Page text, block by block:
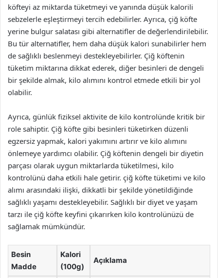
köfteyi az miktarda tüketmeyi ve yanında düşük kalorili
sebzelerle eşleştirmeyi tercih edebilirler. Ayrıca, çiğ köfte
yerine bulgur salatası gibi alternatifler de değerlendirilebilir.
Bu tür alternatifler, hem daha düşük kalori sunabilirler hem
de sağlıklı beslenmeyi destekleyebilirler. Çiğ köftenin
tüketim miktarına dikkat ederek, diğer besinleri de dengeli
bir şekilde almak, kilo alımını kontrol etmede etkili bir yol
olabilir.
Ayrıca, günlük fiziksel aktivite de kilo kontrolünde kritik bir
role sahiptir. Çiğ köfte gibi besinleri tüketirken düzenli
egzersiz yapmak, kalori yakımını artırır ve kilo alımını
önlemeye yardımcı olabilir. Çiğ köftenin dengeli bir diyetin
parçası olarak uygun miktarlarda tüketilmesi, kilo
kontrolünü daha etkili hale getirir. çiğ köfte tüketimi ve kilo
alımı arasındaki ilişki, dikkatli bir şekilde yönetildiğinde
sağlıklı yaşamı destekleyebilir. Sağlıklı bir diyet ve yaşam
tarzı ile çiğ köfte keyfini çıkarırken kilo kontrolünüzü de
sağlamak mümkündür.
Besin
Madde
Kalori
(100g)
Açıklama